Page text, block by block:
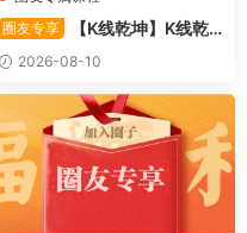
圈友专享
【K线乾坤】K线乾
坤–提前发现强势板块 1PDF文
件
2026-08-10